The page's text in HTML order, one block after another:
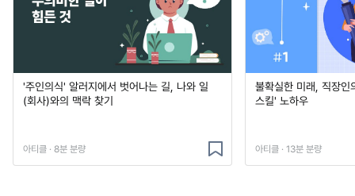
'주인의식' 알러지에서 벗어나는 길, 나와 일
(회사)와의 맥락 찾기
아티클 · 8분 분량
불확실한 미래, 직장
스킬' 노하우
아티클 · 13분 분량